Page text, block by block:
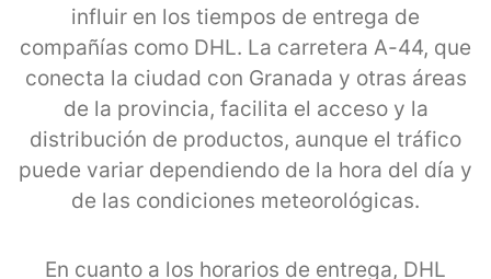
influir en los tiempos de entrega de
compañías como DHL. La carretera A-44, que
conecta la ciudad con Granada y otras áreas
de la provincia, facilita el acceso y la
distribución de productos, aunque el tráfico
puede variar dependiendo de la hora del día y
de las condiciones meteorológicas.
En cuanto a los horarios de entrega, DHL